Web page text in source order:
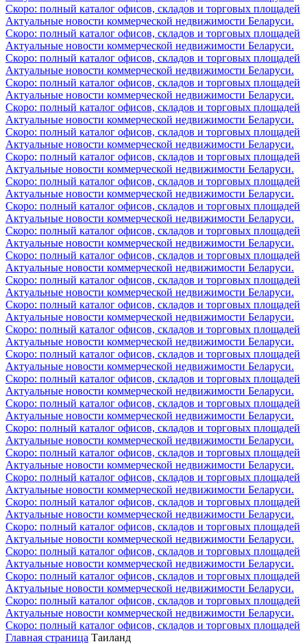
Скоро: полный каталог офисов, складов и торговых площадей
Актуальные новости коммерческой недвижимости Беларуси.
Скоро: полный каталог офисов, складов и торговых площадей
Актуальные новости коммерческой недвижимости Беларуси.
Скоро: полный каталог офисов, складов и торговых площадей
Актуальные новости коммерческой недвижимости Беларуси.
Скоро: полный каталог офисов, складов и торговых площадей
Актуальные новости коммерческой недвижимости Беларуси.
Скоро: полный каталог офисов, складов и торговых площадей
Актуальные новости коммерческой недвижимости Беларуси.
Скоро: полный каталог офисов, складов и торговых площадей
Актуальные новости коммерческой недвижимости Беларуси.
Скоро: полный каталог офисов, складов и торговых площадей
Актуальные новости коммерческой недвижимости Беларуси.
Скоро: полный каталог офисов, складов и торговых площадей
Актуальные новости коммерческой недвижимости Беларуси.
Скоро: полный каталог офисов, складов и торговых площадей
Актуальные новости коммерческой недвижимости Беларуси.
Скоро: полный каталог офисов, складов и торговых площадей
Актуальные новости коммерческой недвижимости Беларуси.
Скоро: полный каталог офисов, складов и торговых площадей
Актуальные новости коммерческой недвижимости Беларуси.
Скоро: полный каталог офисов, складов и торговых площадей
Актуальные новости коммерческой недвижимости Беларуси.
Скоро: полный каталог офисов, складов и торговых площадей
Актуальные новости коммерческой недвижимости Беларуси.
Скоро: полный каталог офисов, складов и торговых площадей
Актуальные новости коммерческой недвижимости Беларуси.
Скоро: полный каталог офисов, складов и торговых площадей
Актуальные новости коммерческой недвижимости Беларуси.
Скоро: полный каталог офисов, складов и торговых площадей
Актуальные новости коммерческой недвижимости Беларуси.
Скоро: полный каталог офисов, складов и торговых площадей
Актуальные новости коммерческой недвижимости Беларуси.
Скоро: полный каталог офисов, складов и торговых площадей
Актуальные новости коммерческой недвижимости Беларуси.
Скоро: полный каталог офисов, складов и торговых площадей
Актуальные новости коммерческой недвижимости Беларуси.
Скоро: полный каталог офисов, складов и торговых площадей
Актуальные новости коммерческой недвижимости Беларуси.
Скоро: полный каталог офисов, складов и торговых площадей
Актуальные новости коммерческой недвижимости Беларуси.
Скоро: полный каталог офисов, складов и торговых площадей
Актуальные новости коммерческой недвижимости Беларуси.
Скоро: полный каталог офисов, складов и торговых площадей
Актуальные новости коммерческой недвижимости Беларуси.
Скоро: полный каталог офисов, складов и торговых площадей
Актуальные новости коммерческой недвижимости Беларуси.
Скоро: полный каталог офисов, складов и торговых площадей
Актуальные новости коммерческой недвижимости Беларуси.
Скоро: полный каталог офисов, складов и торговых площадей
Главная страница Таиланд